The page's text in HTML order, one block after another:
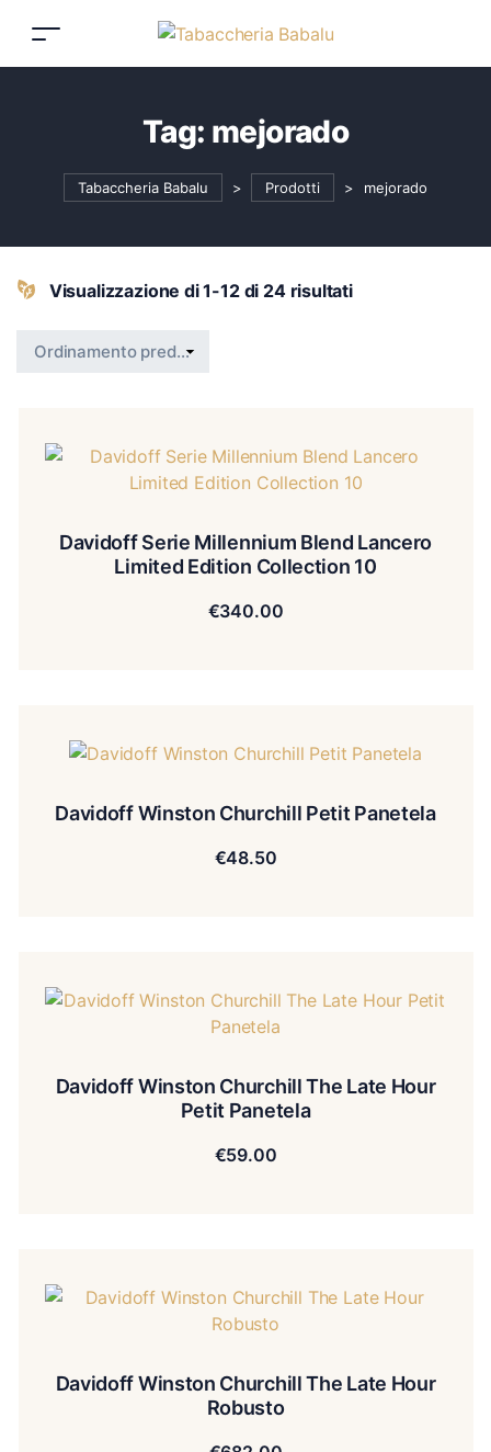
Tag: mejorado
Tabaccheria Babalu > Prodotti > mejorado
Visualizzazione di 1-12 di 24 risultati
Davidoff Serie Millennium Blend Lancero
Limited Edition Collection 10
€340.00
Davidoff Winston Churchill Petit Panetela
€48.50
Davidoff Winston Churchill The Late Hour
Petit Panetela
€59.00
Davidoff Winston Churchill The Late Hour
Robusto